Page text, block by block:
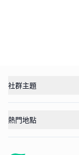
社群主題
熱門地點